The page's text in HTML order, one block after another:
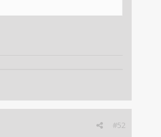
#52